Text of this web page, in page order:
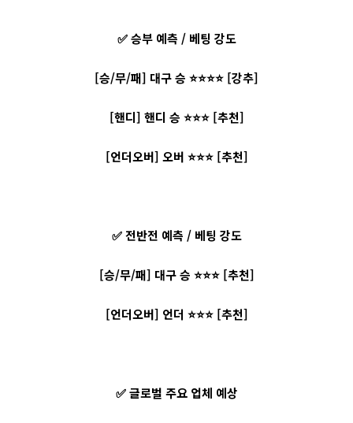
✅ 승부 예측 / 베팅 강도
[승/무/패] 대구 승 ⭐⭐⭐⭐ [강추]
[핸디] 핸디 승 ⭐⭐⭐ [추천]
[언더오버] 오버 ⭐⭐⭐ [추천]
✅ 전반전 예측 / 베팅 강도
[승/무/패] 대구 승 ⭐⭐⭐ [추천]
[언더오버] 언더 ⭐⭐⭐ [추천]
✅ 글로벌 주요 업체 예상